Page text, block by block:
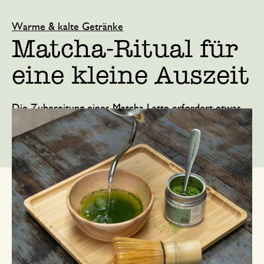
Warme & kalte Getränke
Matcha-Ritual für
eine kleine Auszeit
Die Zubereitung eines Matcha Latte erfordert etwas
Zeit und Konzentration. Ein schönes Ritual, um eine
kurze Pause in den Tag einzubauen.